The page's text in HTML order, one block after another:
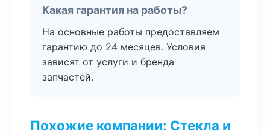
Какая гарантия на работы?
На основные работы предоставляем
гарантию до 24 месяцев. Условия
зависят от услуги и бренда
запчастей.
Похожие компании: Стекла и